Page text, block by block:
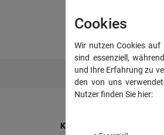
KONTO & ANMELDUNG
Cookies
Wir nutzen Cookies auf
sind essenziell,
und Ihre Erfahrung zu
den von uns
Nutzer finden Sie hier: